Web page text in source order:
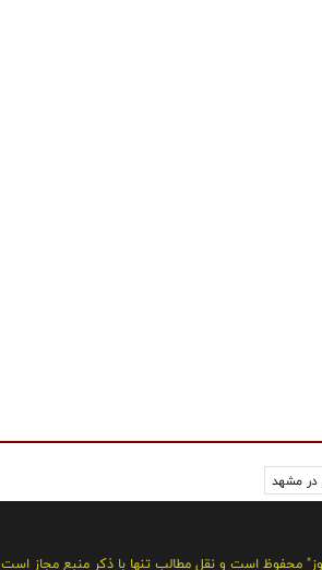
در مشهد
محفوظ است و نقل مطالب تنها با ذکر منبع مجاز است